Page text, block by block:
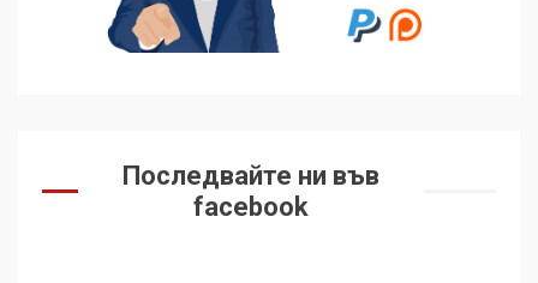
Последвайте ни във
facebook